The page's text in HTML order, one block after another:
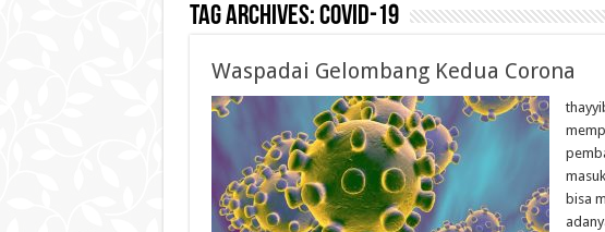
Tag Archives:covid-19
Waspadai Gelombang Kedua Corona
bisa